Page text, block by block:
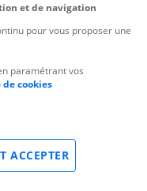
et de navigation
pour vous proposer une
paramétrant vos
cookies
ACCEPTER